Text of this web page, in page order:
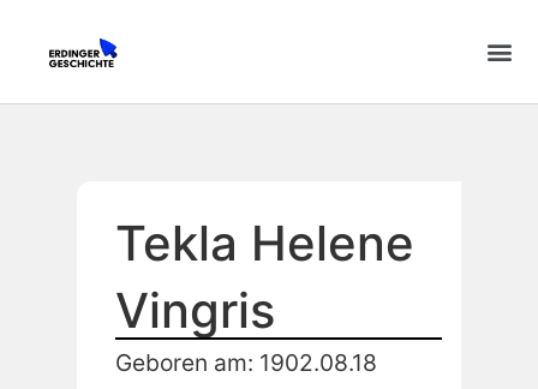
Tekla Helene
Vingris
Geboren am: 1902.08.18